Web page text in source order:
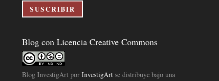
electrónico
SUSCRIBIR
Blog con Licencia Creative Commons
Blog InvestigArtpor InvestigArtse distribuye bajo una